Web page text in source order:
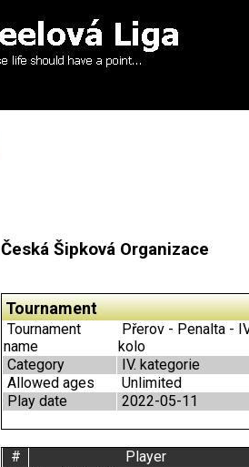
Česká Šipková Organizace
Tournament
Tournament
name
Přerov - Penalta -
kolo
Category
IV. kategorie
Allowed ages
Unlimited
Play date
2022-05-11
#
Player